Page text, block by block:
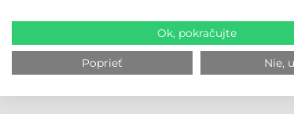
Ok, pokračujte
Poprieť Nie,